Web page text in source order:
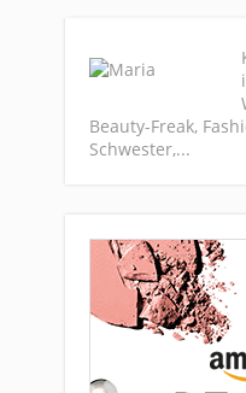
Beauty-Freak,
Schwester,...